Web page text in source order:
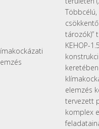
Többcélú,
tározók)”
KEHOP-
keretében
elemzés
tervezett
komplex